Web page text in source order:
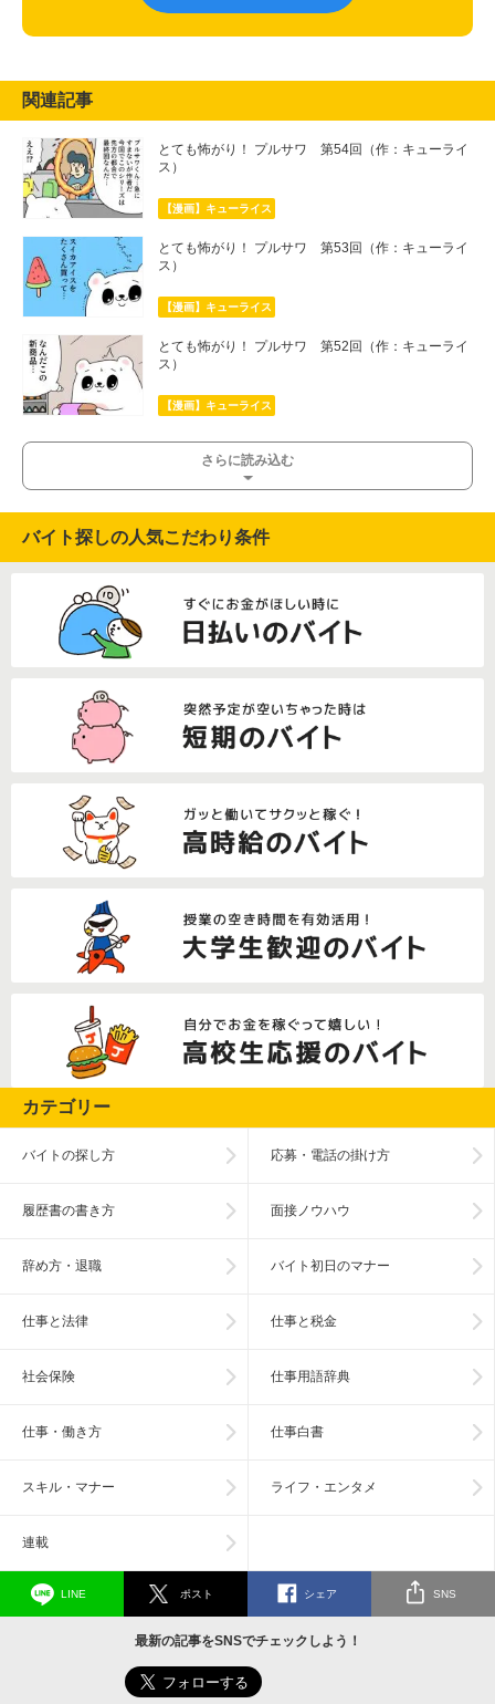
関連記事
とても怖がり！ プルサワ 第54回（作：キューライ
ス）
【漫画】キューライス
とても怖がり！ プルサワ 第53回（作：キューライ
ス）
【漫画】キューライス
とても怖がり！ プルサワ 第52回（作：キューライ
ス）
【漫画】キューライス
さらに読み込む
バイト探しの人気こだわり条件
カテゴリー
バイトの探し方 応募・電話の掛け方
履歴書の書き方 面接ノウハウ
辞め方・退職 バイト初日のマナー
仕事と法律 仕事と税金
社会保険 仕事用語辞典
仕事・働き方 仕事白書
スキル・マナー ライフ・エンタメ
連載
LINE ポスト シェア SNS
最新の記事をSNSでチェックしよう！